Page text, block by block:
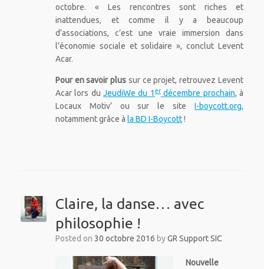
octobre. « Les rencontres sont riches et
inattendues, et comme il y a beaucoup
d’associations, c’est une vraie immersion dans
l’économie sociale et solidaire », conclut Levent
Acar.
Pour en savoir plus sur ce projet, retrouvez Levent
Acar lors duJeudiWe du 1erdécembre prochain, à
Locaux Motiv’ ou sur le site I-boycott.org,
notamment grâce à la BD I-Boycott!
Claire, la danse… avec
philosophie !
Posted on 30 octobre 2016 byGR Support SIC
Nouvelle